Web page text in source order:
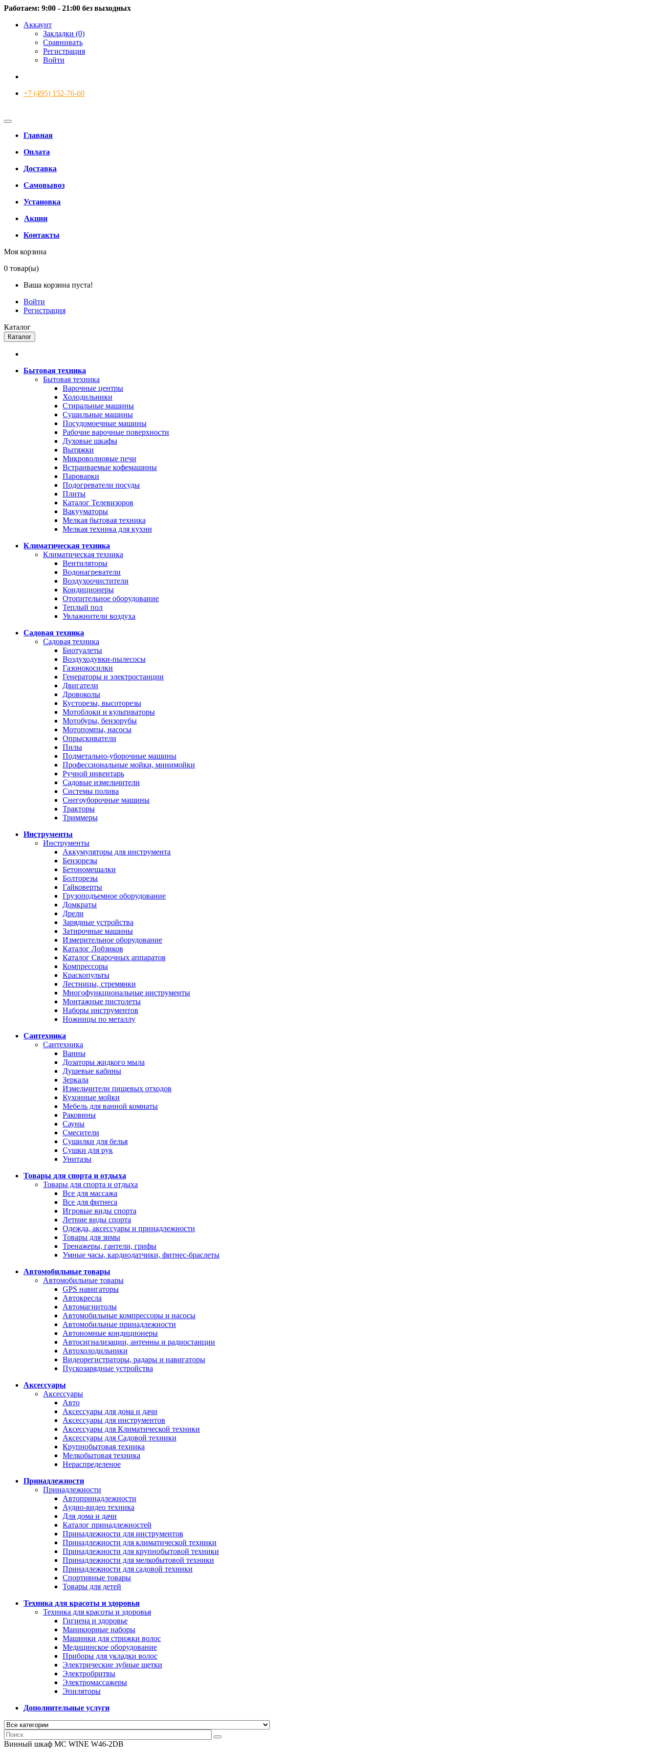
Работаем: 9:00 - 21:00 без выходных
Аккаунт
Закладки (0)
Сравнивать
Регистрация
Войти
+7 (495) 152-76-60
Главная
Оплата
Доставка
Самовывоз
Установка
Акции
Контакты
Моя корзина
0 товар(ы)
Ваша корзина пуста!
Войти
Регистрация
Каталог
Каталог
Бытовая техника
Бытовая техника
Варочные центры
Холодильники
Стиральные машины
Сушильные машины
Посудомоечные машины
Рабочие варочные поверхности
Духовые шкафы
Вытяжки
Микроволновые печи
Встраиваемые кофемашины
Пароварки
Подогреватели посуды
Плиты
Каталог Телевизоров
Вакууматоры
Мелкая бытовая техника
Мелкая техника для кухни
Климатическая техника
Климатическая техника
Вентиляторы
Водонагреватели
Воздухоочистители
Кондиционеры
Отопительное оборудование
Теплый пол
Увлажнители воздуха
Садовая техника
Садовая техника
Биотуалеты
Воздуходувки-пылесосы
Газонокосилки
Генераторы и электростанции
Двигатели
Дровоколы
Кусторезы, высоторезы
Мотоблоки и культиваторы
Мотобуры, бензорубы
Мотопомпы, насосы
Опрыскиватели
Пилы
Подметально-уборочные машины
Профессиональные мойки, минимойки
Ручной инвентарь
Садовые измельчители
Системы полива
Снегоуборочные машины
Тракторы
Триммеры
Инструменты
Инструменты
Аккумуляторы для инструмента
Бензорезы
Бетономешалки
Болторезы
Гайковерты
Грузоподъемное оборудование
Домкраты
Дрели
Зарядные устройства
Затирочные машины
Измерительное оборудование
Каталог Лобзиков
Каталог Сварочных аппаратов
Компрессоры
Краскопульты
Лестницы, стремянки
Многофункциональные инструменты
Монтажные пистолеты
Наборы инструментов
Ножницы по металлу
Сантехника
Сантехника
Ванны
Дозаторы жидкого мыла
Душевые кабины
Зеркала
Измельчители пищевых отходов
Кухонные мойки
Мебель для ванной комнаты
Раковины
Сауны
Смесители
Сушилки для белья
Сушки для рук
Унитазы
Товары для спорта и отдыха
Товары для спорта и отдыха
Все для массажа
Все для фитнеса
Игровые виды спорта
Летние виды спорта
Одежда, аксессуары и принадлежности
Товары для зимы
Тренажеры, гантели, грифы
Умные часы, кардиодатчики, фитнес-браслеты
Автомобильные товары
Автомобильные товары
GPS навигаторы
Автокресла
Автомагнитолы
Автомобильные компрессоры и насосы
Автомобильные принадлежности
Автономные кондиционеры
Автосигнализации, антенны и радиостанции
Автохолодильники
Видеорегистраторы, радары и навигаторы
Пускозарядные устройства
Аксессуары
Аксессуары
Авто
Аксессуары для дома и дачи
Аксессуары для инструментов
Аксессуары для Климатической техники
Аксессуары для Садовой техники
Крупнобытовая техника
Мелкобытовая техника
Нераспределеное
Принадлежности
Принадлежности
Автопринадлежности
Аудио-видео техника
Для дома и дачи
Каталог принадлежностей
Принадлежности для инструментов
Принадлежности для климатической техники
Принадлежности для крупнобытовой техники
Принадлежности для мелкобытовой техники
Принадлежности для садовой техники
Спортивные товары
Товары для детей
Техника для красоты и здоровья
Техника для красоты и здоровья
Гигиена и здоровье
Маникюрные наборы
Машинки для стрижки волос
Медицинское оборудование
Приборы для укладки волос
Электрические зубные щетки
Электробритвы
Электромассажеры
Эпиляторы
Дополнительные услуги
Винный шкаф MC WINE W46-2DB